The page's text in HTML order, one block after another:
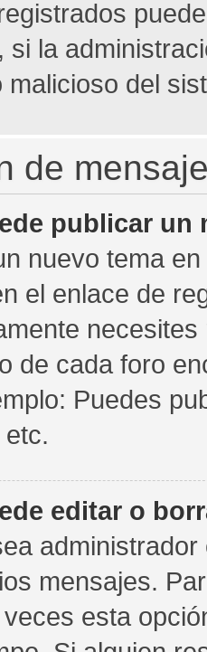
si la
malicioso del
de
publicar un
nuevo tema
el enlace de
de cada foro
Puedes
editar o
mensajes.
esta